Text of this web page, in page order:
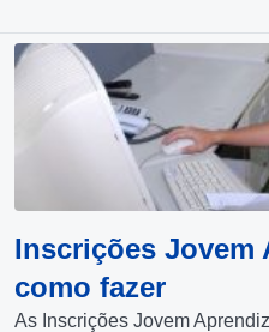
Inscrições Jovem
como fazer
As Inscrições Jovem